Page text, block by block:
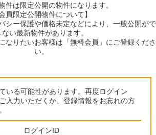
件は限定公開の物件になります。
会員限定公開物件について】
シー保護や価格未定などにより、一般公開がで
ない最新物件があります。
なりたいお客様は「無料会員」にご登録くださ
い。
いる可能性があります。再度ログイン
入力いただくか、登録情報をお忘れの方
ログインID